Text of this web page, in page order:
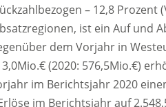
– 12,8 Prozent
ist ein Auf und
dem Vorjahr in
(2020: 576,5Mio.€)
im Berichtsjahr 2020
im Berichtsjahr auf